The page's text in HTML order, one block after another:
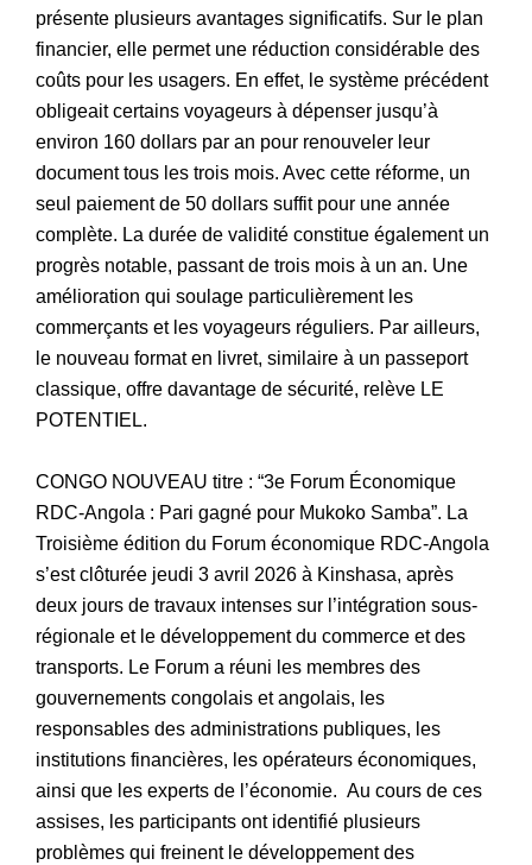
présente plusieurs avantages significatifs. Sur le plan
financier, elle permet une réduction considérable des
coûts pour les usagers. En effet, le système précédent
obligeait certains voyageurs à dépenser jusqu’à
environ 160 dollars par an pour renouveler leur
document tous les trois mois. Avec cette réforme, un
seul paiement de 50 dollars suffit pour une année
complète. La durée de validité constitue également un
progrès notable, passant de trois mois à un an. Une
amélioration qui soulage particulièrement les
commerçants et les voyageurs réguliers. Par ailleurs,
le nouveau format en livret, similaire à un passeport
classique, offre davantage de sécurité, relève LE
POTENTIEL.
CONGO NOUVEAU titre : “3e Forum Économique
RDC-Angola : Pari gagné pour Mukoko Samba”. La
Troisième édition du Forum économique RDC-Angola
s’est clôturée jeudi 3 avril 2026 à Kinshasa, après
deux jours de travaux intenses sur l’intégration sous-
régionale et le développement du commerce et des
transports. Le Forum a réuni les membres des
gouvernements congolais et angolais, les
responsables des administrations publiques, les
institutions financières, les opérateurs économiques,
ainsi que les experts de l’économie. Au cours de ces
assises, les participants ont identifié plusieurs
problèmes qui freinent le développement des